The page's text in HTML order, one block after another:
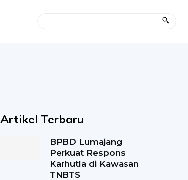
Artikel Terbaru
BPBD Lumajang
Perkuat Respons
Karhutla di Kawasan
TNBTS